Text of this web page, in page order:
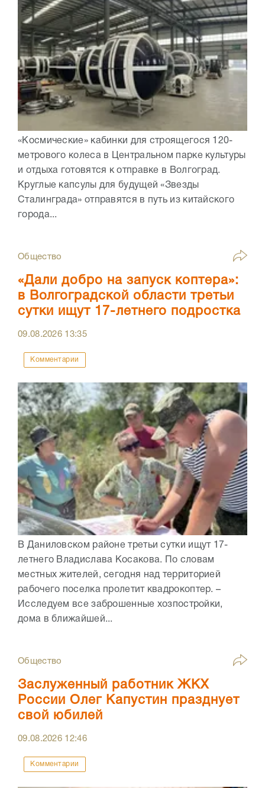
«Космические» кабинки для строящегося 120-
метрового колеса в Центральном парке культуры
и отдыха готовятся к отправке в Волгоград.
Круглые капсулы для будущей «Звезды
Сталинграда» отправятся в путь из китайского
города...
Общество
«Дали добро на запуск коптера»:
в Волгоградской области третьи
сутки ищут 17-летнего подростка
09.08.2026 13:35
Комментарии
В Даниловском районе третьи сутки ищут 17-
летнего Владислава Косакова. По словам
местных жителей, сегодня над территорией
рабочего поселка пролетит квадрокоптер. –
Исследуем все заброшенные хозпостройки,
дома в ближайшей...
Общество
Заслуженный работник ЖКХ
России Олег Капустин празднует
свой юбилей
09.08.2026 12:46
Комментарии